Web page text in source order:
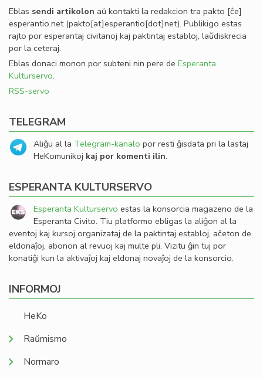
Eblas sendi artikolon aŭ kontakti la redakcion tra pakto [ĉe]
esperantio.net(pakto[at]esperantio[dot]net). Publikigo estas
rajto por esperantaj civitanoj kaj paktintaj establoj, laŭdiskrecia
por la ceteraj.
Eblas donaci monon por subteni nin pere de Esperanta
Kulturservo.
RSS-servo
TELEGRAM
Aliĝu al la Telegram-kanalo por resti ĝisdata pri la lastaj
HeKomunikoj kaj por komenti ilin.
ESPERANTA KULTURSERVO
Esperanta Kulturservo estas la konsorcia magazeno de la
Esperanta Civito. Tiu platformo ebligas la aliĝon al la
eventoj kaj kursoj organizataj de la paktintaj establoj, aĉeton de
eldonaĵoj, abonon al revuoj kaj multe pli. Vizitu ĝin tuj por
konatiĝi kun la aktivaĵoj kaj eldonaj novaĵoj de la konsorcio.
INFORMOJ
HeKo
Raŭmismo
Normaro